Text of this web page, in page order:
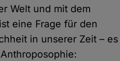
Welt und mit dem
eine Frage für den
in unserer Zeit – es